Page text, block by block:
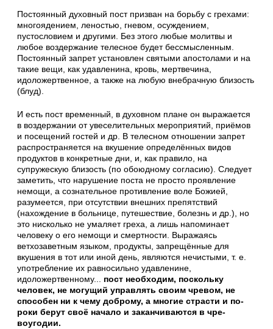
Постоянный духовный пост призван на борьбу с грехами:
многоядением, леностью, гневом, осуж­дением,
пустословием и другими. Без этого любые молитвы и
любое воз­держание телесное будет бессмысленным.
Посто­янный запрет установлен святыми апостолами и на
такие вещи, как удавленина, кровь, мертвечина,
идоложертвенное, а так­же на любую внебрачную близость
(блуд).
И есть пост времен­ный, в духовном плане он выражается
в воздер­жании от увеселительных мероприятий, приёмов
и посещений гостей и др. В телесном отношении запрет
распространяется на вкушение определён­ных видов
продуктов в конкретные дни, и, как правило, на
супружескую близость (по обоюдному согласию). Следует
за­метить, что нарушение поста не просто прояв­ление
немощи, а созна­тельное противление воле Божией,
разумеется, при отсутствии внешних препятствий
(нахождение в больнице, путешествие, болезнь и др.), но
это нисколько не умаляет греха, а лишь напоминает
человеку о его немощи и смертности. Выражаясь
ветхозаветным языком, продукты, запрещённые для
вкушения в тот или иной день, являются не­чистыми, т. е.
употре­бление их равносильно удавленине,
идоложертвенному... пост необхо­дим, поскольку
человек, не могущий управлять своим чревом, не
спосо­бен ни к чему доброму, а многие страсти и по­
роки берут своё начало и заканчиваются в чре­
воугодии.